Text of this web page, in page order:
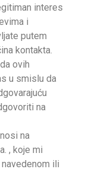
interes
i
putem
kontakta.
ovih
u smislu da
na
na
, koje mi
ili